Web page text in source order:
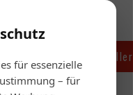
für essenzielle
– für
Handel & Hersteller